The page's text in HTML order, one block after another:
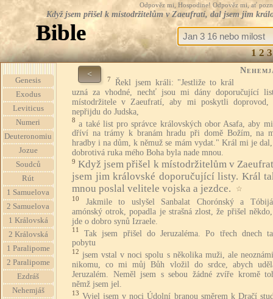
Odpověz mi, Hospodine! Odpověz mi, ať
Když jsem přišel k místodržitelům v Zaeufratí, dal jsem jim
Bible
1 2 3
Genesis
Exodus
Leviticus
Numeri
Deuteronomiu
Jozue
Soudců
Rút
1 Samuelova
2 Samuelova
1 Královská
2 Královská
1 Paralipome
2 Paralipome
Ezdráš
Nehemjáš
<
7
Řekl jsem králi: "Jestliže to král
uzná za vhodné, nechť jsou mi dány doporučující
místodržitele v Zaeufratí, aby mi poskytli doprovod,
nepřijdu do Judska,
8 a také list pro správce královských obor Asafa, aby
dříví na trámy k branám hradu při domě Božím, na
hradby i na dům, k němuž se mám vydat." Král mi je
dobrotivá ruka mého Boha byla nade mnou.
9 Když jsem přišel k místodržitelům v
jsem jim královské doporučující listy. Král
mnou poslal velitele vojska a jezdce.
☆
10
Jakmile to uslyšel Sanbalat Chorónský a
amónský otrok, popadla je strašná zlost, že přišel
jde o dobro synů Izraele.
11
Tak jsem přišel do Jeruzaléma. Po třech dnech
pobytu
12 jsem vstal v noci spolu s několika muži, ale
nikomu, co mi můj Bůh vložil do srdce, abych
Jeruzalém. Neměl jsem s sebou žádné zvíře kromě
němž jsem jel.
13 Vyjel jsem v noci Údolní branou směrem k Dračí